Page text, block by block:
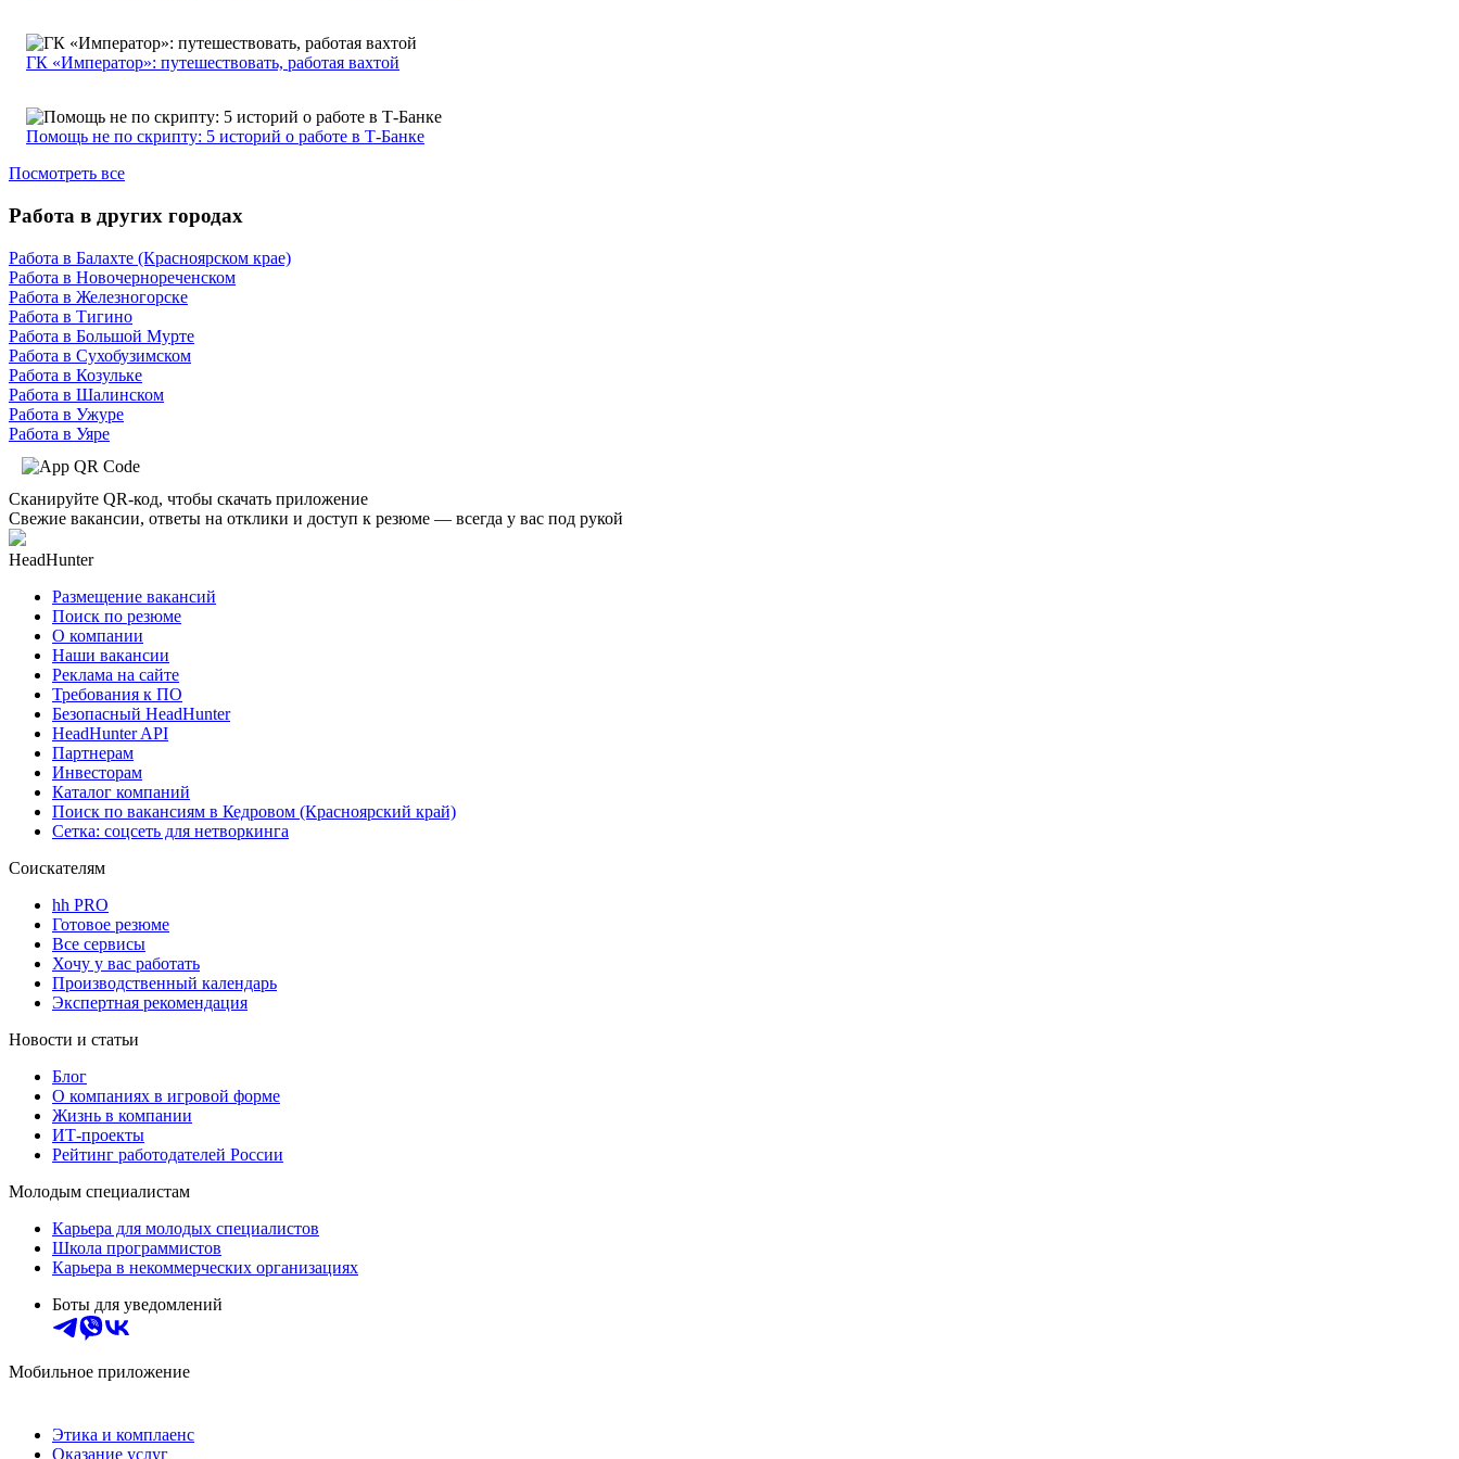
ГК «Император»: путешествовать, работая вахтой
Помощь не по скрипту: 5 историй о работе в Т-Банке
Посмотреть все
Работа в других городах
Работа в Балахте (Красноярском крае)
Работа в Новочернореченском
Работа в Железногорске
Работа в Тигино
Работа в Большой Мурте
Работа в Сухобузимском
Работа в Козульке
Работа в Шалинском
Работа в Ужуре
Работа в Уяре
Сканируйте QR-код, чтобы скачать приложение
Свежие вакансии, ответы на отклики и доступ к резюме — всегда у вас под рукой
HeadHunter
Размещение вакансий
Поиск по резюме
О компании
Наши вакансии
Реклама на сайте
Требования к ПО
Безопасный HeadHunter
HeadHunter API
Партнерам
Инвесторам
Каталог компаний
Поиск по вакансиям в Кедровом (Красноярский край)
Сетка: соцсеть для нетворкинга
Соискателям
hh PRO
Готовое резюме
Все сервисы
Хочу у вас работать
Производственный календарь
Экспертная рекомендация
Новости и статьи
Блог
О компаниях в игровой форме
Жизнь в компании
ИТ-проекты
Рейтинг работодателей России
Молодым специалистам
Карьера для молодых специалистов
Школа программистов
Карьера в некоммерческих организациях
Боты для уведомлений
Мобильное приложение
Этика и комплаенс
Оказание услуг